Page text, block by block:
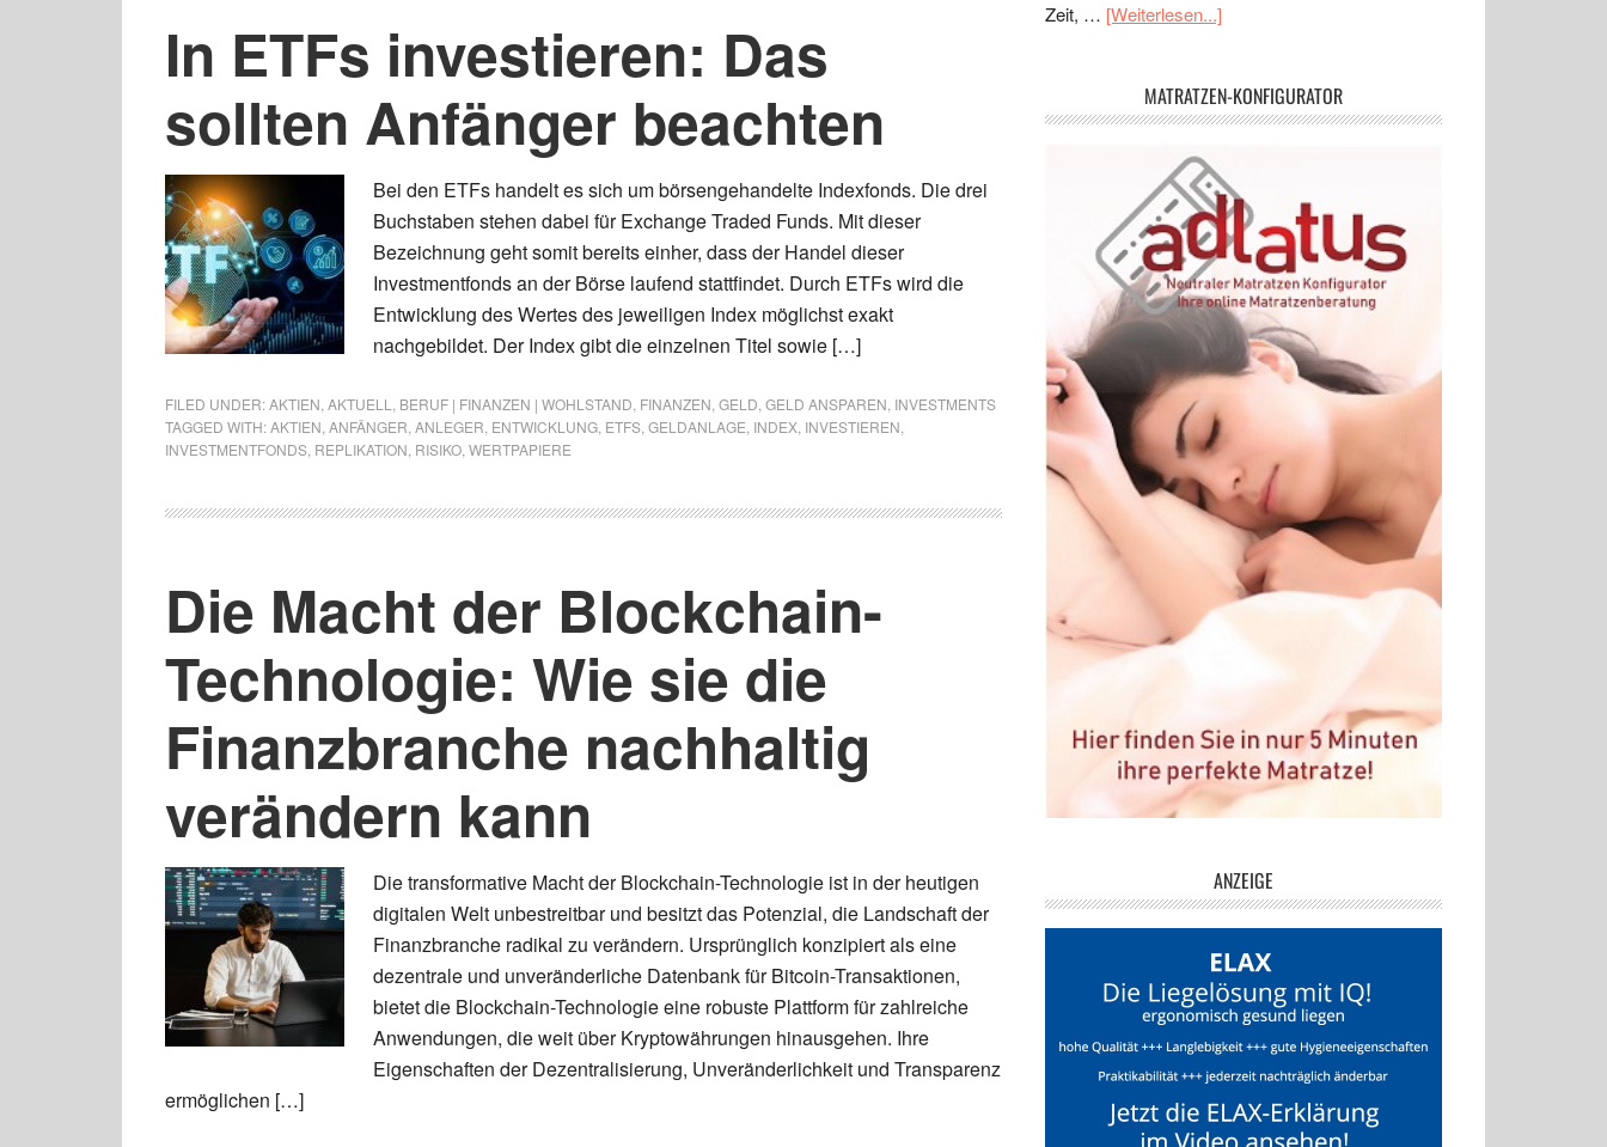
In ETFs investieren: Das
sollten Anfänger beachten
Bei den ETFs handelt es sich um börsengehandelte Indexfonds. Die drei
Buchstaben stehen dabei für Exchange Traded Funds. Mit dieser
Bezeichnung geht somit bereits einher, dass der Handel dieser
Investmentfonds an der Börse laufend stattfindet. Durch ETFs wird die
Entwicklung des Wertes des jeweiligen Index möglichst exakt
nachgebildet. Der Index gibt die einzelnen Titel sowie […]
FILED UNDER:AKTIEN AKTUELL BERUF | FINANZEN | WOHLSTAND FINANZEN GELD GELD ANSPAREN INVESTMENTS
TAGGED WITH:AKTIEN ANFÄNGER ANLEGER ENTWICKLUNG ETFS GELDANLAGE INDEX INVESTIEREN
INVESTMENTFONDS REPLIKATION RISIKO WERTPAPIERE
Die Macht der Blockchain-
Technologie: Wie sie die
Finanzbranche nachhaltig
verändern kann
Die transformative Macht der Blockchain-Technologie ist in der heutigen
digitalen Welt unbestreitbar und besitzt das Potenzial, die Landschaft der
Finanzbranche radikal zu verändern. Ursprünglich konzipiert als eine
dezentrale und unveränderliche Datenbank für Bitcoin-Transaktionen,
bietet die Blockchain-Technologie eine robuste Plattform für zahlreiche
Anwendungen, die weit über Kryptowährungen hinausgehen. Ihre
Eigenschaften der Dezentralisierung, Unveränderlichkeit und Transparenz
ermöglichen […]
Zeit, … [Weiterlesen...]
MATRATZEN-KONFIGURATOR
ANZEIGE